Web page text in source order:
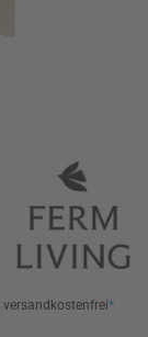
versandkostenfrei*